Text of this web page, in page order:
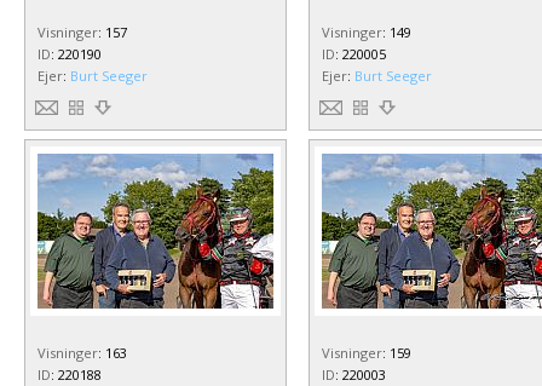
Visninger: 157
ID: 220190
Ejer: Burt Seeger
Visninger: 149
ID: 220005
Ejer: Burt Seeger
Visninger: 163
ID: 220188
Visninger: 159
ID: 220003